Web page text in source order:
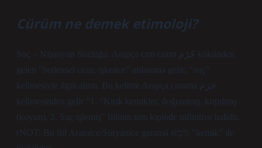
Cürüm ne demek etimoloji?
Suç – Nişanyan Sözlüğü. Arapça crm curm جُرْم kökünden
gelen “bedensel ceza, işkence” anlamına gelir; “suç”
kelimesiyle ilgili alıntı. Bu kelime Arapça carama جَرَمَ
kelimesinden gelir “1. “Kırık kemikler, doğranmış, kırpılmış
(koyun), 2. Suç işlemiş” fiilinin tam kipinde infinitive halidir.
(NOT: Bu fiil Aramice/Süryanice garəmā גַרְמָא “kemik” ile